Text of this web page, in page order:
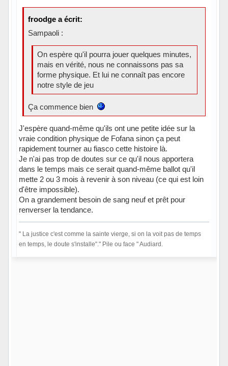
froodge a écrit:
Sampaoli :
On espère qu'il pourra jouer quelques minutes,
mais en vérité, nous ne connaissons pas sa
forme physique. Et lui ne connaît pas encore
notre style de jeu
Ça commence bien
J'espère quand-même qu'ils ont une petite idée sur la
vraie condition physique de Fofana sinon ça peut
rapidement tourner au fiasco cette histoire là.
Je n'ai pas trop de doutes sur ce qu'il nous apportera
dans le temps mais ce serait quand-même ballot qu'il
mette 2 ou 3 mois à revenir à son niveau (ce qui est loin
d'être impossible).
On a grandement besoin de sang neuf et prêt pour
renverser la tendance.
" La justice c'est comme la sainte vierge, si on la voit pas de temps
en temps, le doute s'installe"." Pile ou face " Audiard.